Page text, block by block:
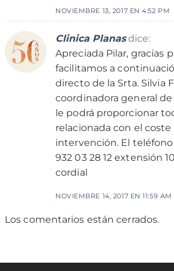
NOVIEMBRE 13, 2017 EN 4:52 PM
Clinica Planas dice:
Apreciada Pilar, gracias
facilitamos a
directo de la Srta. Silvia
coordinadora general de
le podrá proporcionar
relacionada con el coste
intervención. El
932 03 28 12 extensión
cordial
NOVIEMBRE 14, 2017 EN 11:59 AM
Los comentarios están cerrados.